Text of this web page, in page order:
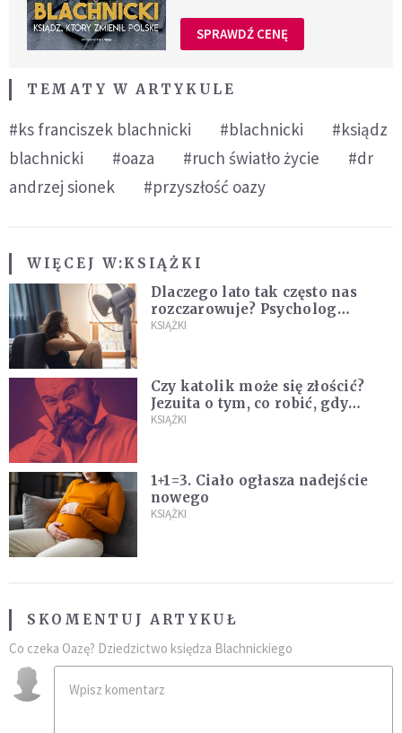
SPRAWDŹ CENĘ
TEMATY W ARTYKULE
#ks franciszek blachnicki #blachnicki
#ksiądz
blachnicki
#oaza #ruch światło życie
#dr
andrzej sionek
#przyszłość oazy
WIĘCEJ W:KSIĄŻKI
Dlaczego lato tak często nas
rozczarowuje? Psycholog
wyjaśnia, skąd bierze się presja
KSIĄŻKI
Czy katolik może się złościć?
Jezuita o tym, co robić, gdy
puszczają nam nerwy
KSIĄŻKI
1+1=3. Ciało ogłasza nadejście
nowego
KSIĄŻKI
SKOMENTUJ ARTYKUŁ
Co czeka Oazę? Dziedzictwo księdza Blachnickiego